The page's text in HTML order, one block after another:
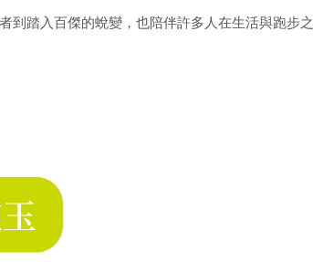
踏入百傑的蛻變，也陪伴許多人在生活與跑步